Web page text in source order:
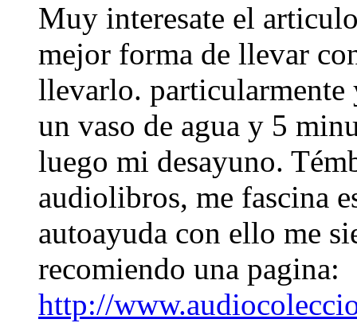
Muy interesate el
mejor forma de llevar
llevarlo. particularmente
un vaso de agua y 5
luego mi desayuno.
audiolibros, me fascina
autoayuda con ello me
recomiendo una pagina:
http://